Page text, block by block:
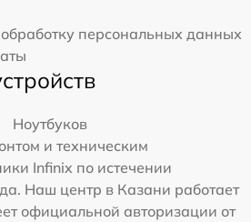
персональных данных
Ноутбуков
и техническим
Infinix по истечении
Наш центр в Казани работает
официальной авторизации от